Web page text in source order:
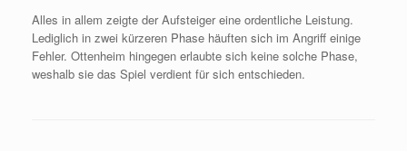
Alles in allem zeigte der Aufsteiger eine ordentliche Leistung.
Lediglich in zwei kürzeren Phase häuften sich im Angriff einige
Fehler. Ottenheim hingegen erlaubte sich keine solche Phase,
weshalb sie das Spiel verdient für sich entschieden.